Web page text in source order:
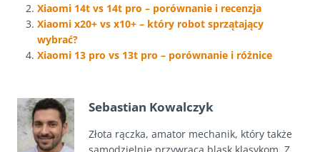
Xiaomi 14t vs 14t pro – porównanie i recenzja
Xiaomi x20+ vs x10+ – który robot sprzątający
wybrać?
Xiaomi 13 pro vs 13t pro – porównanie i różnice
Sebastian Kowalczyk
Złota rączka, amator mechanik, który także
samodzielnie przywraca blask klasykom. Z